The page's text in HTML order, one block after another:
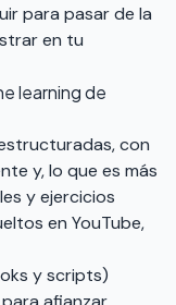
para pasar de la
en tu
learning de
con
y, lo que es más
y ejercicios
en YouTube,
y scripts)